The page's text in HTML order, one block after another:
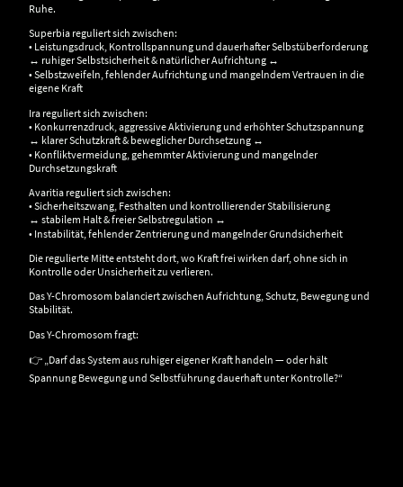
Ruhe.
Superbia reguliert sich zwischen:
• Leistungsdruck, Kontrollspannung und dauerhafter Selbstüberforderung
↔ ruhiger Selbstsicherheit & natürlicher Aufrichtung ↔
• Selbstzweifeln, fehlender Aufrichtung und mangelndem Vertrauen in die
eigene Kraft
Ira reguliert sich zwischen:
• Konkurrenzdruck, aggressive Aktivierung und erhöhter Schutzspannung
↔ klarer Schutzkraft & beweglicher Durchsetzung ↔
• Konfliktvermeidung, gehemmter Aktivierung und mangelnder
Durchsetzungskraft
Avaritia reguliert sich zwischen:
• Sicherheitszwang, Festhalten und kontrollierender Stabilisierung
↔ stabilem Halt & freier Selbstregulation ↔
• Instabilität, fehlender Zentrierung und mangelnder Grundsicherheit
Die regulierte Mitte entsteht dort, wo Kraft frei wirken darf, ohne sich in
Kontrolle oder Unsicherheit zu verlieren.
Das Y-Chromosom balanciert zwischen Aufrichtung, Schutz, Bewegung und
Stabilität.
Das Y-Chromosom fragt:
👉 „Darf das System aus ruhiger eigener Kraft handeln — oder hält
Spannung Bewegung und Selbstführung dauerhaft unter Kontrolle?“